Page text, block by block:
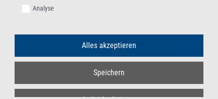
Analyse
Alles akzeptieren
Speichern